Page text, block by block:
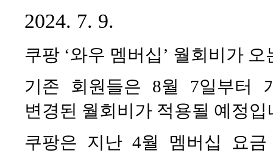
2024. 7. 9.
쿠팡 ‘와우 멤버십’ 월회비가
기존 회원들은 8월 7일부터
변경된 월회비가 적용될 예정입
쿠팡은 지난 4월 멤버십 요